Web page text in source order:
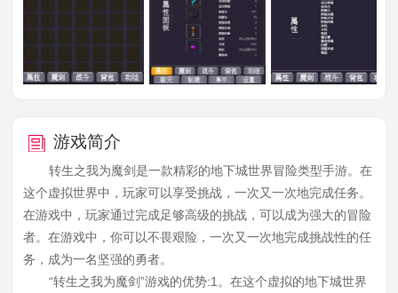
游戏简介
转生之我为魔剑是一款精彩的地下城世界冒险类型手游。在
这个虚拟世界中，玩家可以享受挑战，一次又一次地完成任务。
在游戏中，玩家通过完成足够高级的挑战，可以成为强大的冒险
者。在游戏中，你可以不畏艰险，一次又一次地完成挑战性的任
务，成为一名坚强的勇者。
“转生之我为魔剑”游戏的优势:1。在这个虚拟的地下城世界